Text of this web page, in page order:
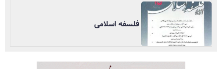
فلسفه اسلامی